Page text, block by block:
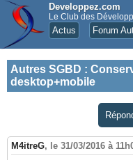
Developpez.com
Le Club des
Actus Forum
Autres SGBD :
desktop+mobile
M4itreG, le 31/03/2016 à